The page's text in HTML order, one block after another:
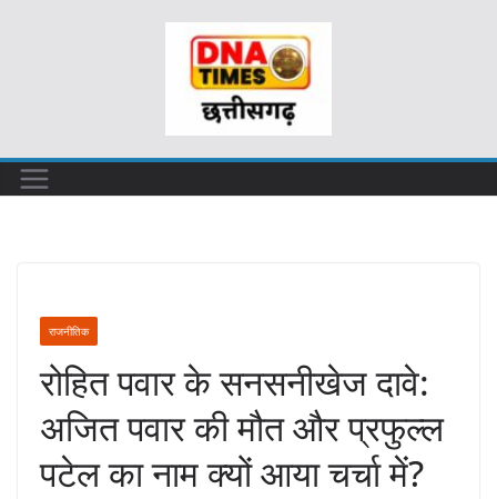
राजनीतिक
रोहित पवार के सनसनीखेज दावे:
अजित पवार की मौत और प्रफुल्ल
पटेल का नाम क्यों आया चर्चा में?